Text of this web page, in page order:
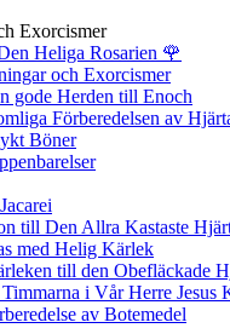
Exorcismer
Heliga Rosarien 🌹
och Exorcismer
gode Herden till Enoch
Förberedelsen av
Böner
till Den Allra Kastaste
med Helig Kärlek
till den Obefläckade
i Vår Herre Jesus
av Botemedel